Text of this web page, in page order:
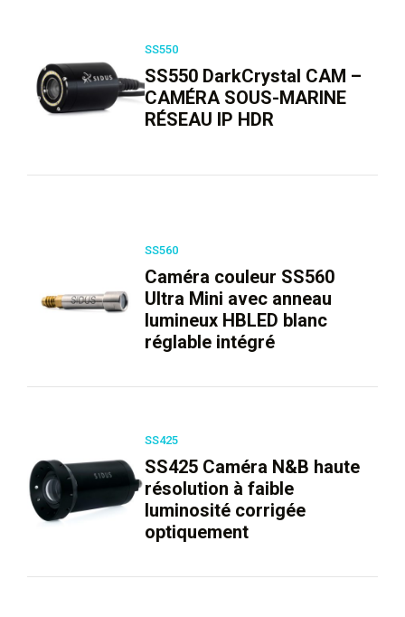
SS550
SS550 DarkCrystal CAM –
CAMÉRA SOUS-MARINE
RÉSEAU IP HDR
SS560
Caméra couleur SS560
Ultra Mini avec anneau
lumineux HBLED blanc
réglable intégré
SS425
SS425 Caméra N&B haute
résolution à faible
luminosité corrigée
optiquement